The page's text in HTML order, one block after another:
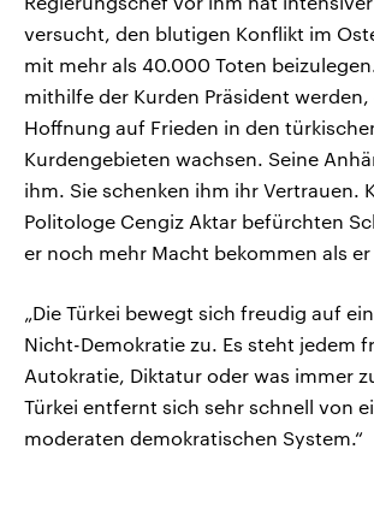
versucht, den blutigen Konflikt im
mit mehr als 40.000 Toten
mithilfe der Kurden Präsident
Hoffnung auf Frieden in den
Kurdengebieten wachsen. Seine
ihm. Sie schenken ihm ihr Vertrauen.
Politologe Cengiz Aktar befürchten
er noch mehr Macht bekommen als
„Die Türkei bewegt sich freudig auf
Nicht-Demokratie zu. Es steht jedem
Autokratie, Diktatur oder was immer
Türkei entfernt sich sehr schnell von
moderaten demokratischen System.“